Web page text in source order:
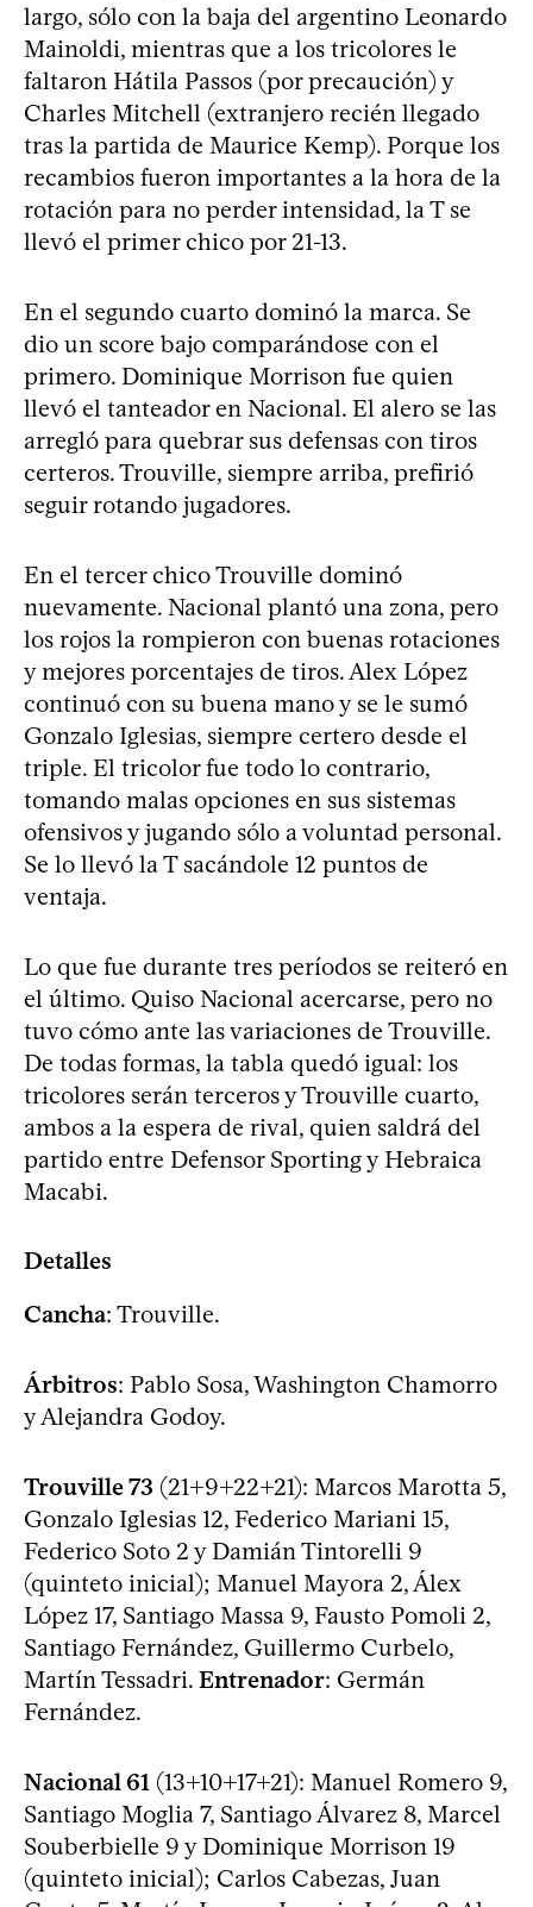
largo, sólo con la baja del argentino Leonardo
Mainoldi, mientras que a los tricolores le
faltaron Hátila Passos (por precaución) y
Charles Mitchell (extranjero recién llegado
tras la partida de Maurice Kemp). Porque los
recambios fueron importantes a la hora de la
rotación para no perder intensidad, la T se
llevó el primer chico por 21-13.
En el segundo cuarto dominó la marca. Se
dio un score bajo comparándose con el
primero. Dominique Morrison fue quien
llevó el tanteador en Nacional. El alero se las
arregló para quebrar sus defensas con tiros
certeros. Trouville, siempre arriba, prefirió
seguir rotando jugadores.
En el tercer chico Trouville dominó
nuevamente. Nacional plantó una zona, pero
los rojos la rompieron con buenas rotaciones
y mejores porcentajes de tiros. Alex López
continuó con su buena mano y se le sumó
Gonzalo Iglesias, siempre certero desde el
triple. El tricolor fue todo lo contrario,
tomando malas opciones en sus sistemas
ofensivos y jugando sólo a voluntad personal.
Se lo llevó la T sacándole 12 puntos de
ventaja.
Lo que fue durante tres períodos se reiteró en
el último. Quiso Nacional acercarse, pero no
tuvo cómo ante las variaciones de Trouville.
De todas formas, la tabla quedó igual: los
tricolores serán terceros y Trouville cuarto,
ambos a la espera de rival, quien saldrá del
partido entre Defensor Sporting y Hebraica
Macabi.
Detalles
Cancha: Trouville.
Árbitros: Pablo Sosa, Washington Chamorro
y Alejandra Godoy.
Trouville 73 (21+9+22+21): Marcos Marotta 5,
Gonzalo Iglesias 12, Federico Mariani 15,
Federico Soto 2 y Damián Tintorelli 9
(quinteto inicial); Manuel Mayora 2, Álex
López 17, Santiago Massa 9, Fausto Pomoli 2,
Santiago Fernández, Guillermo Curbelo,
Martín Tessadri. Entrenador: Germán
Fernández.
Nacional 61 (13+10+17+21): Manuel Romero 9,
Santiago Moglia 7, Santiago Álvarez 8, Marcel
Souberbielle 9 y Dominique Morrison 19
(quinteto inicial); Carlos Cabezas, Juan